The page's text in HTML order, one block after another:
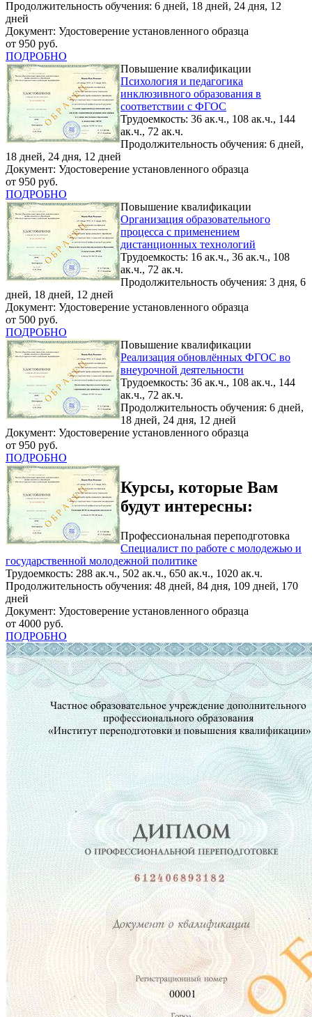
Продолжительность обучения: 6 дней, 18 дней, 24 дня, 12
дней
Документ: Удостоверение установленного образца
от 950 руб.
ПОДРОБНО
Повышение квалификации
Психология и педагогика
инклюзивного образования в
соответствии с ФГОС
Трудоемкость: 36 ак.ч., 108 ак.ч., 144
ак.ч., 72 ак.ч.
Продолжительность обучения: 6 дней,
18 дней, 24 дня, 12 дней
Документ: Удостоверение установленного образца
от 950 руб.
ПОДРОБНО
Повышение квалификации
Организация образовательного
процесса с применением
дистанционных технологий
Трудоемкость: 16 ак.ч., 36 ак.ч., 108
ак.ч., 72 ак.ч.
Продолжительность обучения: 3 дня, 6
дней, 18 дней, 12 дней
Документ: Удостоверение установленного образца
от 500 руб.
ПОДРОБНО
Повышение квалификации
Реализация обновлённых ФГОС во
внеурочной деятельности
Трудоемкость: 36 ак.ч., 108 ак.ч., 144
ак.ч., 72 ак.ч.
Продолжительность обучения: 6 дней,
18 дней, 24 дня, 12 дней
Документ: Удостоверение установленного образца
от 950 руб.
ПОДРОБНО
Курсы, которые Вам
будут интересны:
Профессиональная переподготовка
Специалист по работе с молодежью и
государственной молодежной политике
Трудоемкость: 288 ак.ч., 502 ак.ч., 650 ак.ч., 1020 ак.ч.
Продолжительность обучения: 48 дней, 84 дня, 109 дней, 170
дней
Документ: Удостоверение установленного образца
от 4000 руб.
ПОДРОБНО